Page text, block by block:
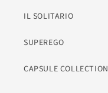
IL SOLITARIO
SUPEREGO
CAPSULE COLLECTION